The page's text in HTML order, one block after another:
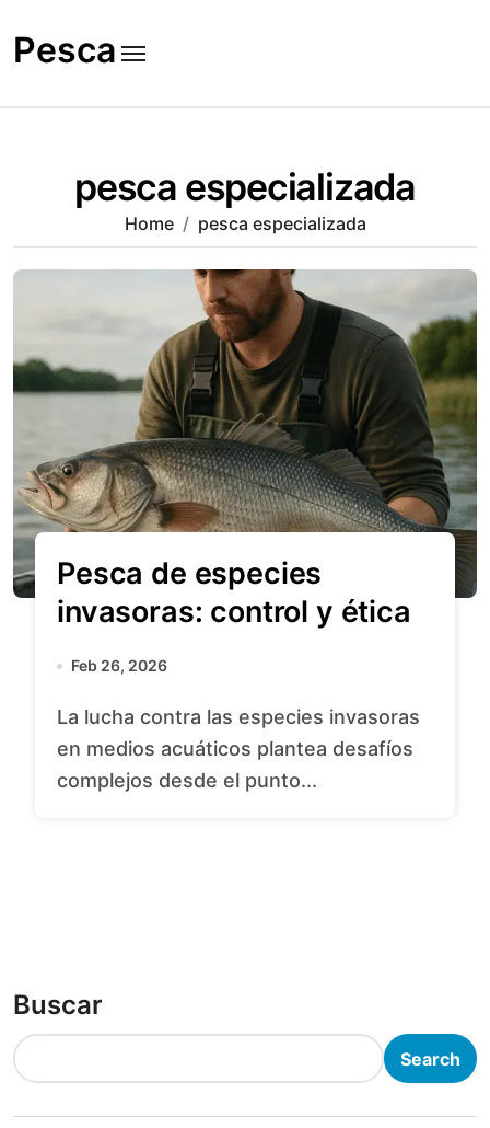
to
content
Pesca
pesca especializada
Home pesca especializada
Pesca de especies
invasoras: control y ética
Feb 26, 2026
La lucha contra las especies invasoras
en medios acuáticos plantea desafíos
complejos desde el punto...
Buscar
Search